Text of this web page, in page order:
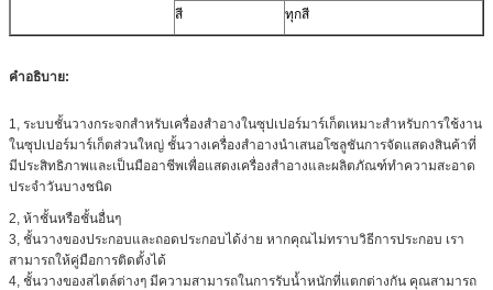
สี
ทุกสี
คำอธิบาย:
1, ระบบชั้นวางกระจกสำหรับเครื่องสำอางในซุปเปอร์มาร์เก็ตเหมาะสำหรับการใช้งาน
ในซุปเปอร์มาร์เก็ตส่วนใหญ่ ชั้นวางเครื่องสำอางนำเสนอโซลูชันการจัดแสดงสินค้าที่
มีประสิทธิภาพและเป็นมืออาชีพเพื่อแสดงเครื่องสำอางและผลิตภัณฑ์ทำความสะอาด
ประจำวันบางชนิด
2, ห้าชั้นหรือชั้นอื่นๆ
3, ชั้นวางของประกอบและถอดประกอบได้ง่าย หากคุณไม่ทราบวิธีการประกอบ เรา
สามารถให้คู่มือการติดตั้งได้
4, ชั้นวางของสไตล์ต่างๆ มีความสามารถในการรับน้ำหนักที่แตกต่างกัน คุณสามารถ